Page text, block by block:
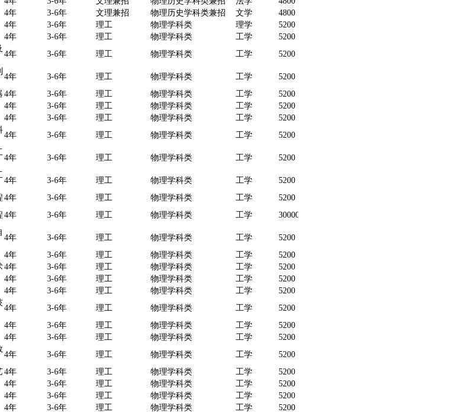
4年 3-6年 文理兼招 物理历史学科类兼招 文学
4800
4年 3-6年 理工 物理学科类 理学
5200
4年 3-6年 理工 物理学科类 工学
5200
4年 3-6年 理工 物理学科类 工学 5200
4年 3-6年 理工 物理学科类 工学
5200
4年 3-6年 理工 物理学科类 工学
5200
4年 3-6年 理工 物理学科类 工学
5200
4年 3-6年 理工 物理学科类 工学
5200
4年 3-6年 理工 物理学科类 工学 5200
4年 3-6年 理工 物理学科类 工学 5200
4年 3-6年 理工 物理学科类 工学 5200
4年 3-6年 理工 物理学科类 工学
5200
4年 3-6年 理工 物理学科类 工学 30000
4年 3-6年 理工 物理学科类 工学
5200
4年 3-6年 理工 物理学科类 工学
5200
4年 3-6年 理工 物理学科类 工学
5200
4年 3-6年 理工 物理学科类 工学
5200
4年 3-6年 理工 物理学科类 工学
5200
4年 3-6年 理工 物理学科类 工学
5200
4年 3-6年 理工 物理学科类 工学
5200
4年 3-6年 理工 物理学科类 工学
5200
4年 3-6年 理工 物理学科类 工学
5200
4年 3-6年 理工 物理学科类 工学
5200
4年 3-6年 理工 物理学科类 工学
5200
4年 3-6年 理工 物理学科类 工学
5200
4年 3-6年 理工 物理学科类 工学 5200